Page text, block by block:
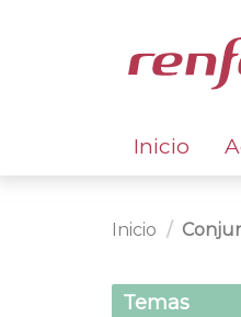
Inicio
Inicio
Temas